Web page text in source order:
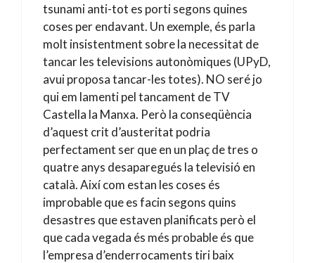
tsunami anti-tot es porti segons quines
coses per endavant. Un exemple, és parla
molt insistentment sobre la necessitat de
tancar les televisions autonòmiques (UPyD,
avui proposa tancar-les totes). NO seré jo
qui em lamenti pel tancament de TV
Castella la Manxa. Però la conseqüència
d’aquest crit d’austeritat podria
perfectament ser que en un plaç de tres o
quatre anys desaparegués la televisió en
català. Així com estan les coses és
improbable que es facin segons quins
desastres que estaven planificats però el
que cada vegada és més probable és que
l’empresa d’enderrocaments tiri baix